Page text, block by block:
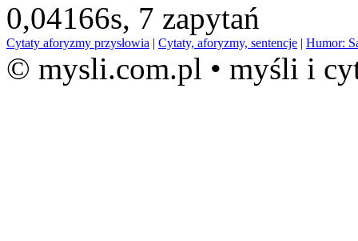
0,04166s, 7 zapytań
Cytaty aforyzmy przysłowia | Cytaty, aforyzmy, sentencje | Humor:
© mysli.com.pl • myśli i